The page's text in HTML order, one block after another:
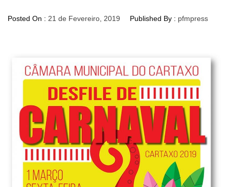
Posted On : 21 de Fevereiro, 2019 Published By : pfmpress